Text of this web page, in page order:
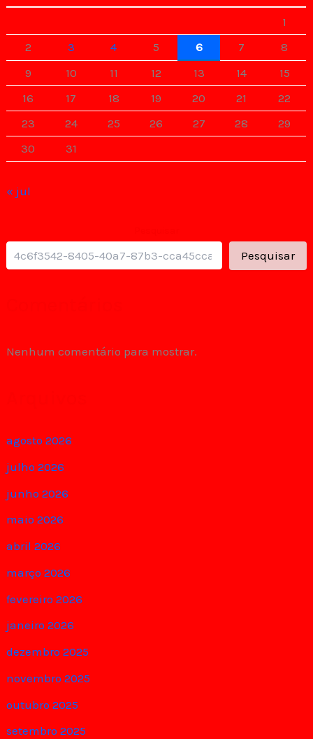
1
2
3 4 5 6 7
8
9
10 11 12 13 14
15
16
17 18 19 20 21
22
23
24 25 26 27 28
29
30
31
« jul
Pesquisar
Nenhum comentário para mostrar.
agosto 2026
julho 2026
junho 2026
maio 2026
abril 2026
março 2026
fevereiro 2026
janeiro 2026
dezembro 2025
novembro 2025
outubro 2025
setembro 2025